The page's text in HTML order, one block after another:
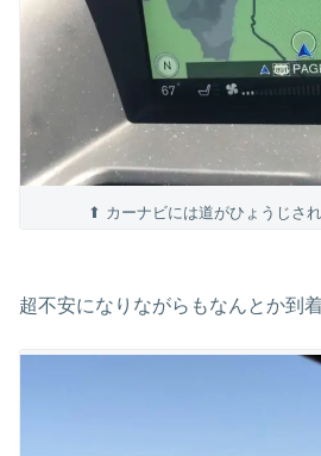
⬆ カーナビには道がひょうじさ
超不安になりながらもなんとか到着